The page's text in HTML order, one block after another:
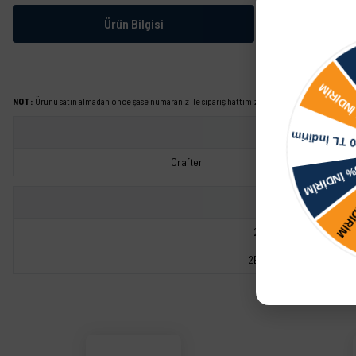
Ürün Bilgisi
NOT: Ürünü satın almadan önce şase numaranız ile sipariş hattımızdan kontrol ettirmeniz
Crafter
2E1711877
2E1321308B